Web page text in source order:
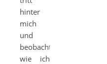
hinter
mich
und
beobachtet
wie ich